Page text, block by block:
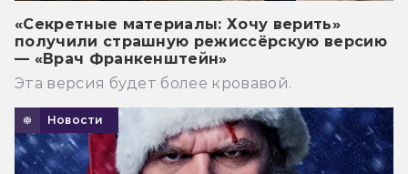
«Секретные материалы: Хочу верить»
получили страшную режиссёрскую версию
— «Врач Франкенштейн»
Эта версия будет более кровавой.
Новости